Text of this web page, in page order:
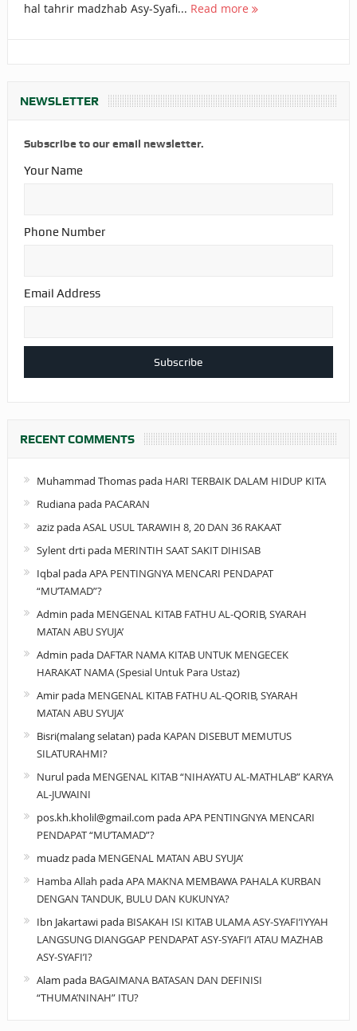
hal tahrir madzhab Asy-Syafi... Read more
NEWSLETTER
Subscribe to our email newsletter.
Your Name
Phone Number
Email Address
RECENT COMMENTS
Muhammad Thomaspada HARI TERBAIK DALAM HIDUP KITA
Rudianapada PACARAN
azizpadaASAL USUL TARAWIH 8, 20 DAN 36 RAKAAT
Sylent drtipada MERINTIH SAAT SAKIT DIHISAB
IqbalpadaAPA PENTINGNYA MENCARI PENDAPAT
“MU’TAMAD”?
Admin pada MENGENAL KITAB FATHU AL-QORIB, SYARAH
MATAN ABU SYUJA’
Admin pada DAFTAR NAMA KITAB UNTUK MENGECEK
HARAKAT NAMA (Spesial Untuk Para Ustaz)
Amirpada MENGENAL KITAB FATHU AL-QORIB, SYARAH
MATAN ABU SYUJA’
Bisri(malang selatan)pada KAPAN DISEBUT MEMUTUS
SILATURAHMI?
Nurulpada MENGENAL KITAB “NIHAYATU AL-MATHLAB” KARYA
AL-JUWAINI
pos.kh.kholil@gmail.com padaAPA PENTINGNYA MENCARI
PENDAPAT “MU’TAMAD”?
muadzpada MENGENAL MATAN ABU SYUJA’
Hamba Allah padaAPA MAKNA MEMBAWA PAHALA KURBAN
DENGAN TANDUK, BULU DAN KUKUNYA?
Ibn Jakartawipada BISAKAH ISI KITAB ULAMA ASY-SYAFI’IYYAH
LANGSUNG DIANGGAP PENDAPAT ASY-SYAFI’I ATAU MAZHAB
ASY-SYAFI’I?
Alam pada BAGAIMANA BATASAN DAN DEFINISI
“THUMA’NINAH” ITU?